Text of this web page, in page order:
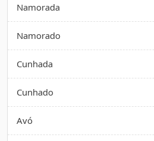
Namorada
Namorado
Cunhada
Cunhado
Avó